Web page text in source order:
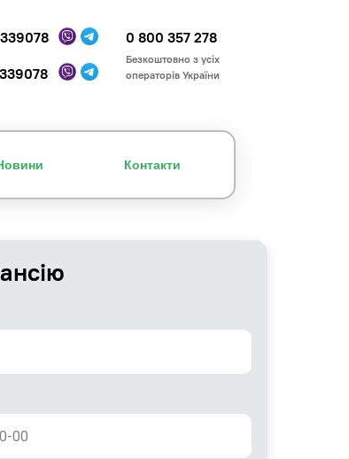
Контакти
0 800 357 278
Безкоштовно з усіх
операторів України